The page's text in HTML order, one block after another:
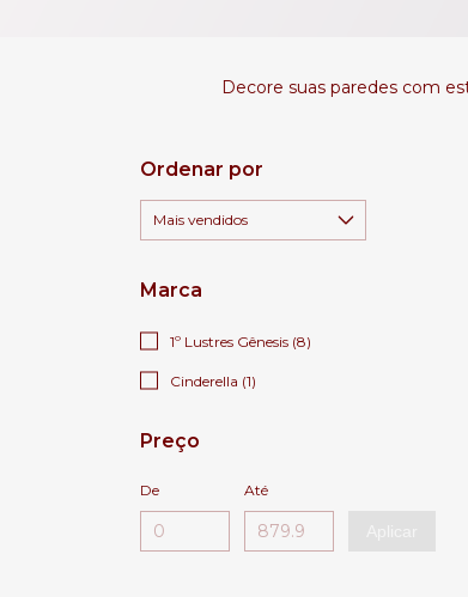
Decore suas paredes com
Ordenar por
Marca
1º Lustres Gênesis (8)
Cinderella (1)
Preço
De Até